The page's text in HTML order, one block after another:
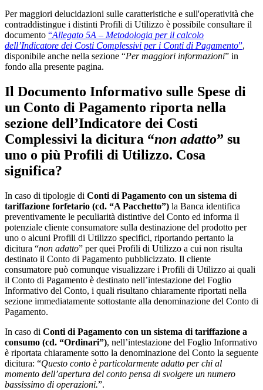
Per maggiori delucidazioni sulle caratteristiche e sull'operatività che
contraddistingue i distinti Profili di Utilizzo è possibile consultare il
documento “Allegato 5A – Metodologia per il calcolo
dell’Indicatore dei Costi Complessivi per i Conti di Pagamento”,
disponibile anche nella sezione “Per maggiori informazioni” in
fondo alla presente pagina.
Il Documento Informativo sulle Spese di
un Conto di Pagamento riporta nella
sezione dell’Indicatore dei Costi
Complessivi la dicitura “non adatto” su
uno o più Profili di Utilizzo. Cosa
significa?
In caso di tipologie di Conti di Pagamento con un sistema di
tariffazione forfetario (cd. “A Pacchetto”) la Banca identifica
preventivamente le peculiarità distintive del Conto ed informa il
potenziale cliente consumatore sulla destinazione del prodotto per
uno o alcuni Profili di Utilizzo specifici, riportando pertanto la
dicitura “non adatto” per quei Profili di Utilizzo a cui non risulta
destinato il Conto di Pagamento pubblicizzato. Il cliente
consumatore può comunque visualizzare i Profili di Utilizzo ai quali
il Conto di Pagamento è destinato nell’intestazione del Foglio
Informativo del Conto, i quali risultano chiaramente riportati nella
sezione immediatamente sottostante alla denominazione del Conto di
Pagamento.
In caso di Conti di Pagamento con un sistema di tariffazione a
consumo (cd. “Ordinari”), nell’intestazione del Foglio Informativo
è riportata chiaramente sotto la denominazione del Conto la seguente
dicitura: “Questo conto è particolarmente adatto per chi al
momento dell’apertura del conto pensa di svolgere un numero
bassissimo di operazioni.”.